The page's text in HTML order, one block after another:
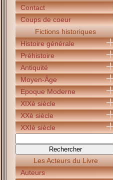
Contact
Coups de coeur
Fictions historiques
Histoire générale
Préhistoire
Antiquité
Moyen-Âge
Epoque Moderne
XIXè siècle
XXè siècle
XXIè siècle
Les Acteurs du Livre
Auteurs